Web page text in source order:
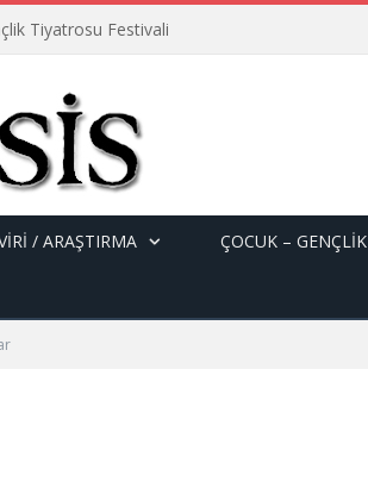
Tiyatrosu Festivali
/ ARAŞTIRMA ÇOCUK – GENÇLIK